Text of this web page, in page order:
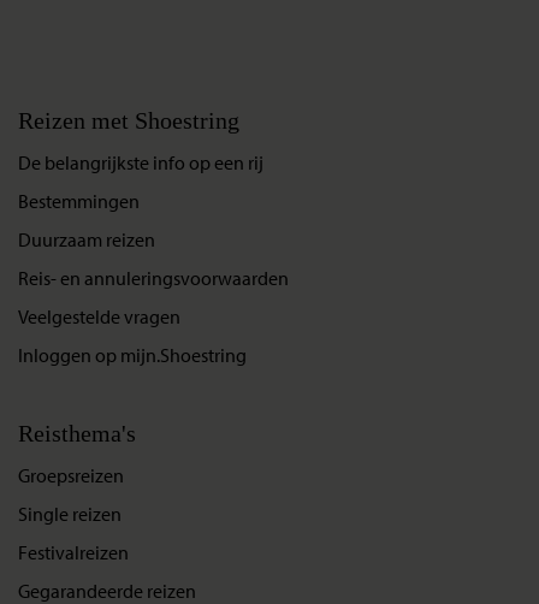
Reizen met Shoestring
De belangrijkste info op een rij
Bestemmingen
Duurzaam reizen
Reis- en annuleringsvoorwaarden
Veelgestelde vragen
Inloggen op mijn.Shoestring
Reisthema's
Groepsreizen
Single reizen
Festivalreizen
Gegarandeerde reizen